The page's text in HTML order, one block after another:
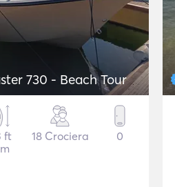
730 - Beach Tour
ft
18 Crociera 0